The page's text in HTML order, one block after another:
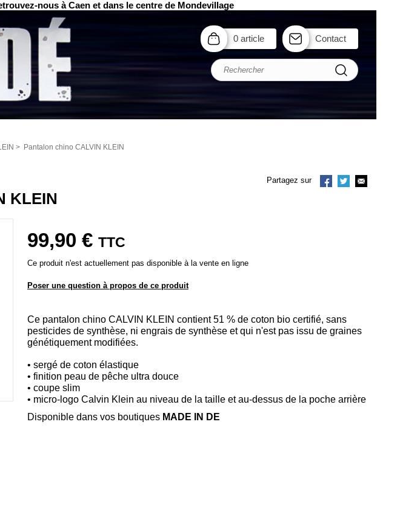
nous à Caen et dans le centre de Mondevillage
0 article Contact
> Pantalon chino CALVIN KLEIN
Partagez sur
KLEIN
99,90 € TTC
Ce produit n'est actuellement pas disponible à la vente en ligne
Poser une question à propos de ce produit
Ce pantalon chino CALVIN KLEIN contient 51 % de coton bio certifié, sans
pesticides de synthèse, ni engrais de synthèse et qui n'est pas issu de graines
génétiquement modifiées.
• sergé de coton élastique
• finition peau de pêche ultra douce
• coupe slim
• micro-logo Calvin Klein au niveau de la taille et au-dessus de la poche arrière
Disponible dans vos boutiques MADE IN DE